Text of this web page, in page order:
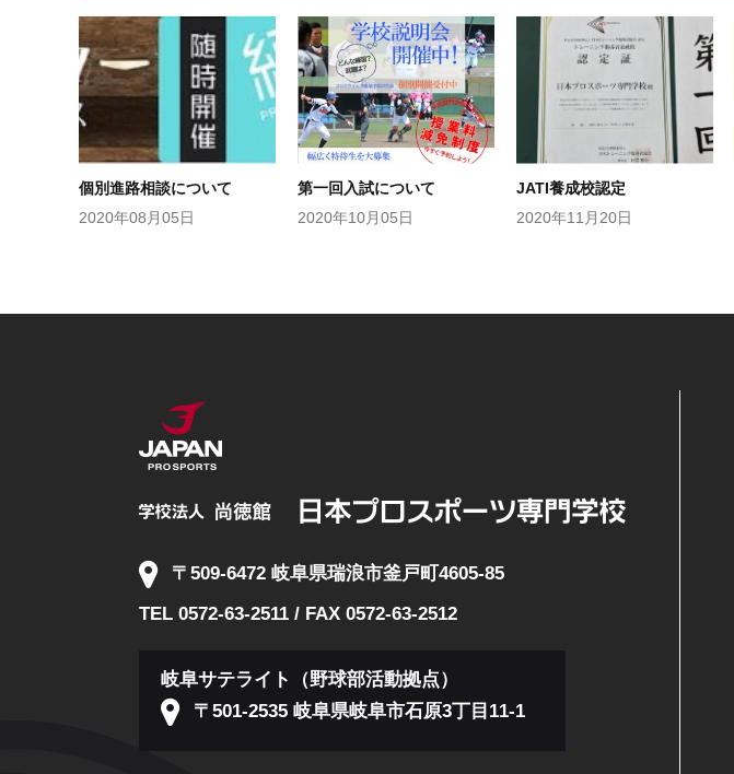
個別進路相談について
2020年08月05日
第一回入試について
2020年10月05日
JATI養成校認定
2020年11月20日
〒509-6472 岐阜県瑞浪市釜戸町4605-85
TEL 0572-63-2511 / FAX 0572-63-2512
岐阜サテライト（野球部活動拠点）
〒501-2535 岐阜県岐阜市石原3丁目11-1